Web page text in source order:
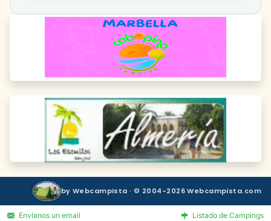
by Webcampista · © 2004-2026 Webcampista.com
Envíanos un email Listado de Campings